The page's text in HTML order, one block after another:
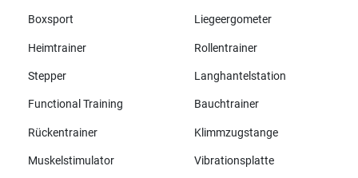
Boxsport Liegeergometer
Heimtrainer Rollentrainer
Stepper Langhantelstation
Functional Training Bauchtrainer
Rückentrainer Klimmzugstange
Muskelstimulator Vibrationsplatte